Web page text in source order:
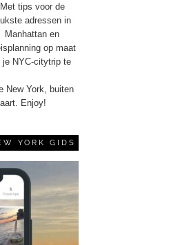
Met tips voor de
adressen in
Manhattan en
op maat
NYC-citytrip te
New York, buiten
Enjoy!
YORK GIDS